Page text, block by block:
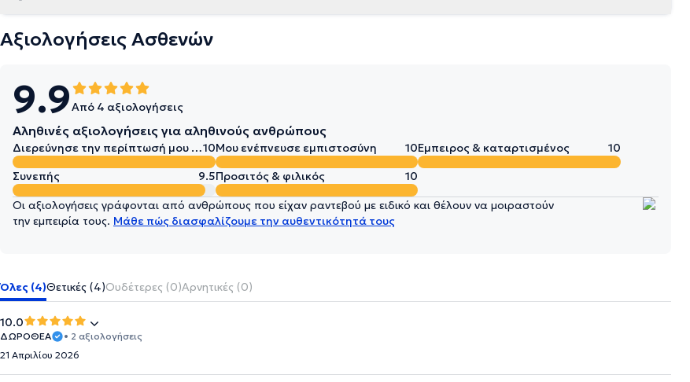
Αξιολογήσεις Ασθενών
9.9Από 4 αξιολογήσεις
Αληθινές αξιολογήσεις για αληθινούς ανθρώπους
Διερεύνησε την περίπτωσή μου σε βάθος10Μου ενέπνευσε εμπιστοσύνη 10Έμπειρος & καταρτισμένος
10
Συνεπής
9.5Προσιτός & φιλικός 10
Οι αξιολογήσεις γράφονται από ανθρώπους που είχαν ραντεβού με ειδικό και θέλουν να μοιραστούν
την εμπειρία τους. Μάθε πώς διασφαλίζουμε την αυθεντικότητά τους
Όλες (4)Θετικές (4)Ουδέτερες (0)Αρνητικές (0)
10.0
ΔΩΡΟΘΈΑ
• 2 αξιολογήσεις
21 Απριλίου 2026